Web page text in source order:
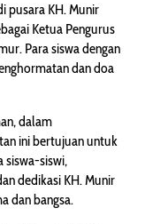
pusara KH. Munir
Ketua Pengurus
Para siswa dengan
dan doa
dalam
ini bertujuan untuk
siswa-siswi,
dedikasi KH. Munir
dan bangsa.